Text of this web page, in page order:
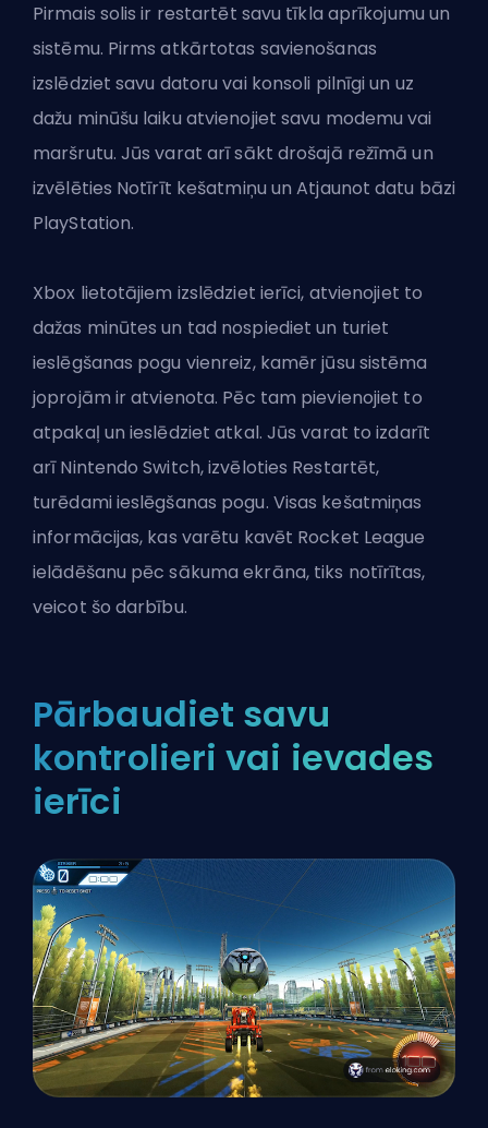
Pirmais solis ir restartēt savu tīkla aprīkojumu un
sistēmu. Pirms atkārtotas savienošanas
izslēdziet savu datoru vai konsoli pilnīgi un uz
dažu minūšu laiku atvienojiet savu modemu vai
maršrutu. Jūs varat arī sākt drošajā režīmā un
izvēlēties Notīrīt kešatmiņu un Atjaunot datu bāzi
PlayStation.
Xbox lietotājiem izslēdziet ierīci, atvienojiet to
dažas minūtes un tad nospiediet un turiet
ieslēgšanas pogu vienreiz, kamēr jūsu sistēma
joprojām ir atvienota. Pēc tam pievienojiet to
atpakaļ un ieslēdziet atkal. Jūs varat to izdarīt
arī Nintendo Switch, izvēloties Restartēt,
turēdami ieslēgšanas pogu. Visas kešatmiņas
informācijas, kas varētu kavēt Rocket League
ielādēšanu pēc sākuma ekrāna, tiks notīrītas,
veicot šo darbību.
Pārbaudiet savu
kontrolieri vai ievades
ierīci